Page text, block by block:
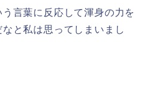
言葉に反応して渾身の力を
と私は思ってしまいまし